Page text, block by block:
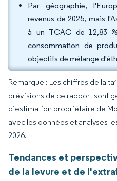
Par géographie,
revenus de 2025, mais
à un TCAC de 12,83
consommation de
objectifs de mélange
Remarque : Les chiffres de la
prévisions de ce rapport sont
d’estimation propriétaire de
avec les données et analyses
2026.
Tendances et
de la levure et de